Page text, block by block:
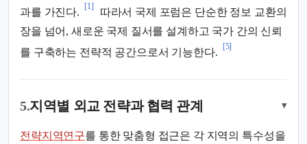
과를 가진다.
[1]
따라서 국제 포럼은 단순한 정보 교환의
장을 넘어, 새로운 국제 질서를 설계하고 국가 간의 신뢰
를 구축하는 전략적 공간으로서 기능한다.
[5]
5.지역별 외교 전략과 협력 관계 ▾
전략지역연구를 통한 맞춤형 접근은 각 지역의 특수성을